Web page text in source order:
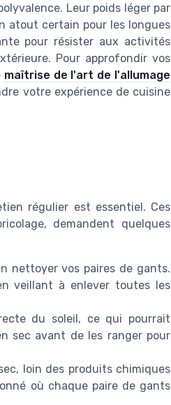
Leur poids léger par
atout certain pour les longues
pour résister aux activités
Pour approfondir vos
maîtrise de l'art de l'allumage
votre expérience de cuisine
régulier est essentiel. Ces
demandent quelques
nettoyer vos paires de gants.
veillant à enlever toutes les
du soleil, ce qui pourrait
sec avant de les ranger pour
loin des produits chimiques
où chaque paire de gants